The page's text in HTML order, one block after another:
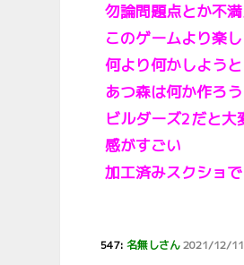
勿論問題点とか不
このゲームより楽
何より何かしよう
あつ森は何か作ろ
ビルダーズ2だと大
感がすごい
加工済みスクショ
547:名無しさん2021/12/